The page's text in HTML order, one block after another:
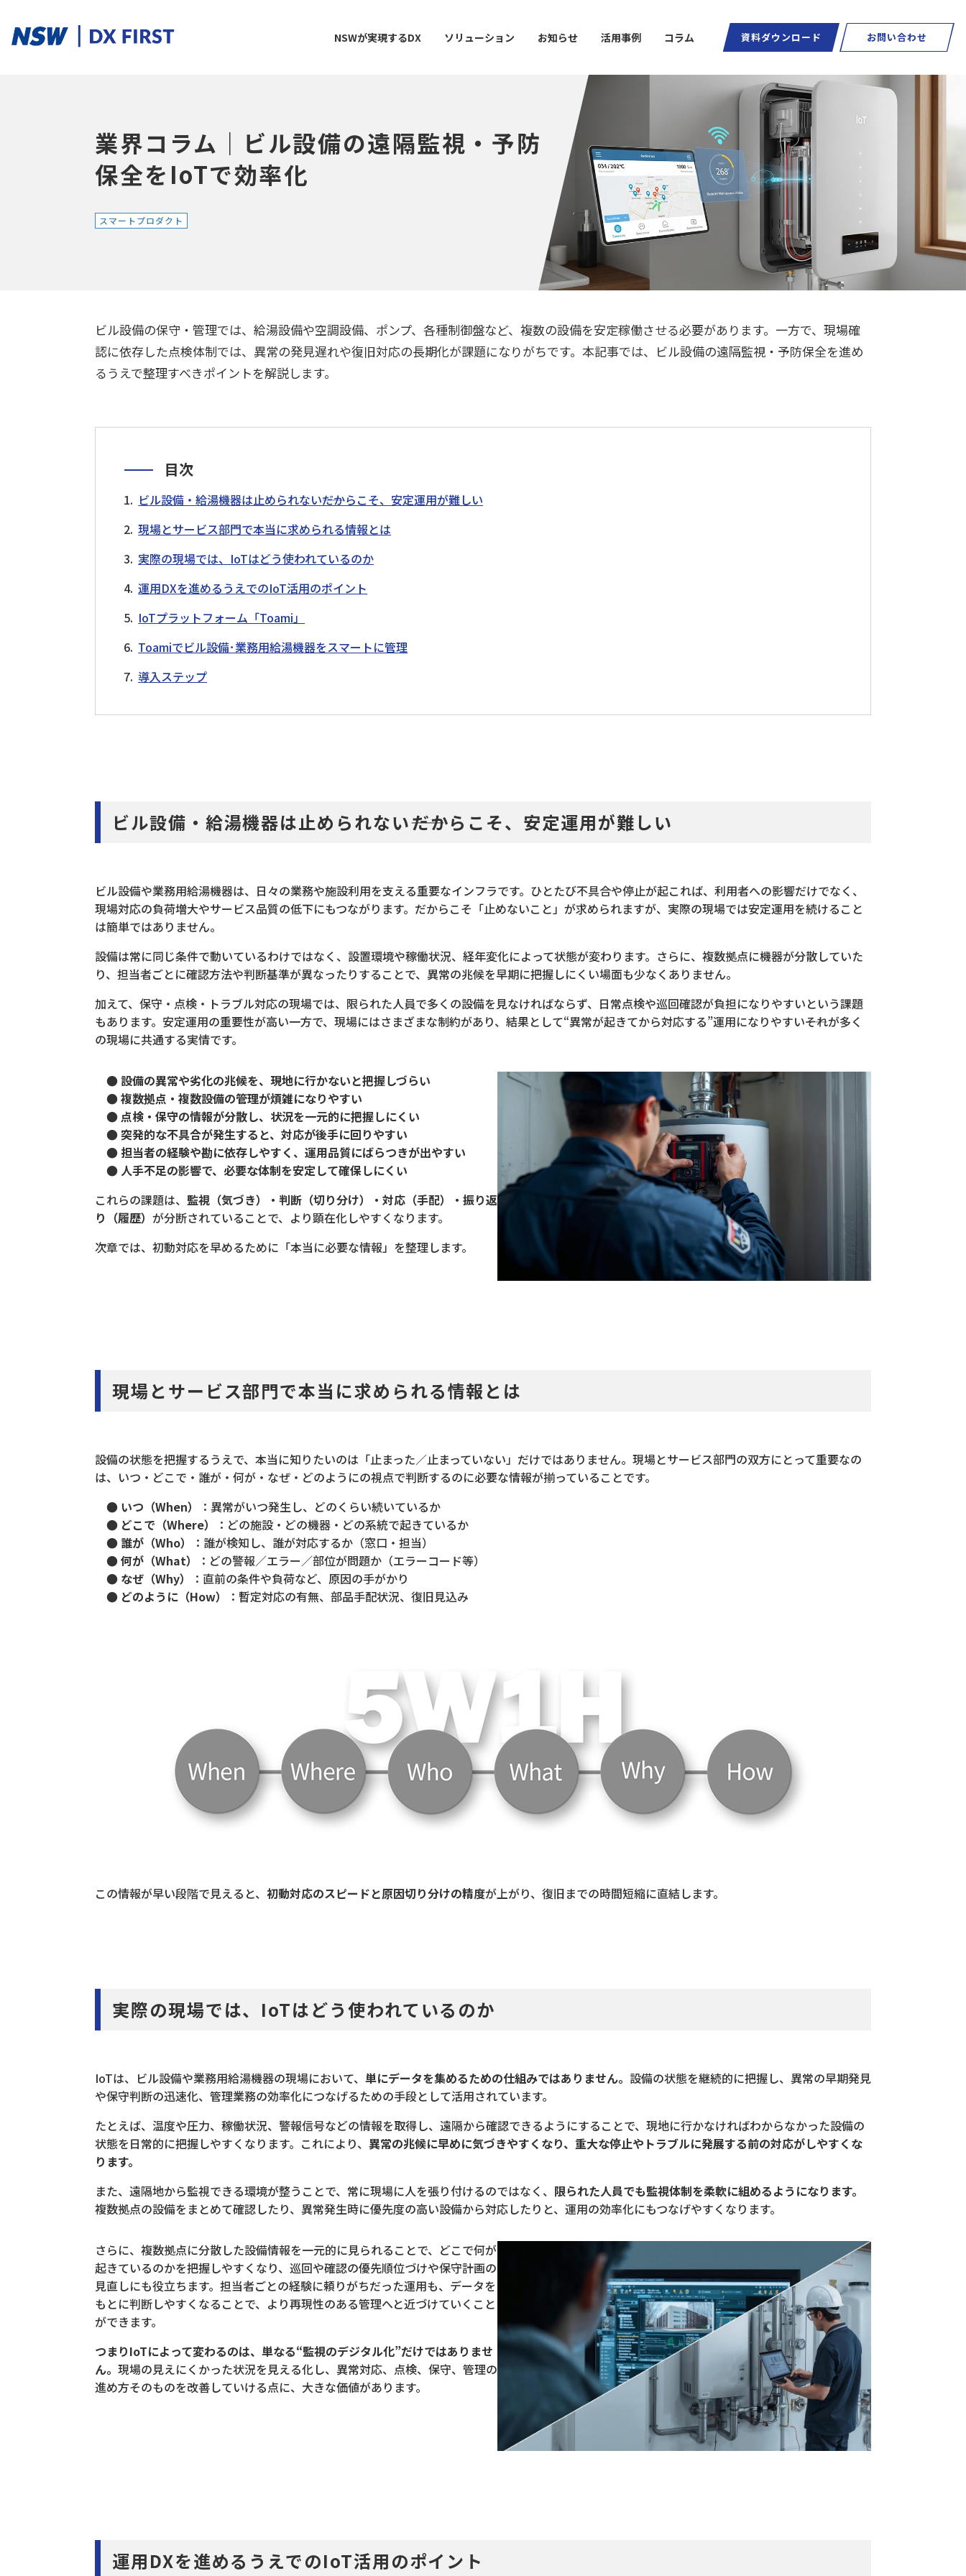
NSWが実現するDX ソリューション
スマートプロダクト スマートメンテナンススマートファクトリー クラウドサービススマートグラス
ソリューションを探す
遠隔支援 設備点検・監視 現場支援 異常検知 デジタル化データ活用 自動化 社内インフラ システム運用 デバイス管理
お知らせ 活用事例 コラム 資料ダウンロード お問い合わせ
業界コラム｜ビル設備の遠隔監視・予防
保全をIoTで効率化
スマートプロダクト
ビル設備の保守・管理では、給湯設備や空調設備、ポンプ、各種制御盤など、複数の設備を安定稼働させる必要があります。一方で、現場確
認に依存した点検体制では、異常の発見遅れや復旧対応の長期化が課題になりがちです。本記事では、ビル設備の遠隔監視・予防保全を進め
るうえで整理すべきポイントを解説します。
目次
ビル設備・給湯機器は止められない――だからこそ、安定運用が難しい
現場とサービス部門で本当に求められる情報とは
実際の現場では、IoTはどう使われているのか
運用DXを進めるうえでのIoT活用のポイント
IoTプラットフォーム「Toami」
Toamiでビル設備･業務用給湯機器をスマートに管理
導入ステップ
ビル設備・給湯機器は止められない――だからこそ、安定運用が難しい
ビル設備や業務用給湯機器は、日々の業務や施設利用を支える重要なインフラです。ひとたび不具合や停止が起これば、利用者への影響だけでなく、
現場対応の負荷増大やサービス品質の低下にもつながります。だからこそ「止めないこと」が求められますが、実際の現場では安定運用を続けること
は簡単ではありません。
設備は常に同じ条件で動いているわけではなく、設置環境や稼働状況、経年変化によって状態が変わります。さらに、複数拠点に機器が分散していた
り、担当者ごとに確認方法や判断基準が異なったりすることで、異常の兆候を早期に把握しにくい場面も少なくありません。
加えて、保守・点検・トラブル対応の現場では、限られた人員で多くの設備を見なければならず、日常点検や巡回確認が負担になりやすいという課題
もあります。安定運用の重要性が高い一方で、現場にはさまざまな制約があり、結果として“異常が起きてから対応する”運用になりやすい――それが多く
の現場に共通する実情です。
● 設備の異常や劣化の兆候を、現地に行かないと把握しづらい
● 複数拠点・複数設備の管理が煩雑になりやすい
● 点検・保守の情報が分散し、状況を一元的に把握しにくい
● 突発的な不具合が発生すると、対応が後手に回りやすい
● 担当者の経験や勘に依存しやすく、運用品質にばらつきが出やすい
● 人手不足の影響で、必要な体制を安定して確保しにくい
これらの課題は、 監視（気づき）・判断（切り分け）・対応（手配）・振り返
り（履歴） が分断されていることで、より顕在化しやすくなります。
次章では、初動対応を早めるために「本当に必要な情報」を整理します。
現場とサービス部門で本当に求められる情報とは
設備の状態を把握するうえで、本当に知りたいのは「止まった／止まっていない」だけではありません。現場とサービス部門の双方にとって重要なの
は、いつ・どこで・誰が・何が・なぜ・どのようにの視点で判断するのに必要な情報が揃っていることです。
● いつ（When）
：異常がいつ発生し、どのくらい続いているか
● どこで（Where）
：どの施設・どの機器・どの系統で起きているか
● 誰が（Who）
：誰が検知し、誰が対応するか（窓口・担当）
● 何が（What）
：どの警報／エラー／部位が問題か（エラーコード等）
● なぜ（Why）
：直前の条件や負荷など、原因の手がかり
● どのように（How）
：暫定対応の有無、部品手配状況、復旧見込み
この情報が早い段階で見えると、 初動対応のスピードと原因切り分けの精度が上がり、復旧までの時間短縮に直結します。
実際の現場では、IoTはどう使われているのか
IoTは、ビル設備や業務用給湯機器の現場において、 単にデータを集めるための仕組みではありません。 設備の状態を継続的に把握し、異常の早期発見
や保守判断の迅速化、管理業務の効率化につなげるための手段として活用されています。
たとえば、温度や圧力、稼働状況、警報信号などの情報を取得し、遠隔から確認できるようにすることで、現地に行かなければわからなかった設備の
状態を日常的に把握しやすくなります。これにより、 異常の兆候に早めに気づきやすくなり、重大な停止やトラブルに発展する前の対応がしやすくな
ります。
また、遠隔地から監視できる環境が整うことで、常に現場に人を張り付けるのではなく、 限られた人員でも監視体制を柔軟に組めるようになります。
複数拠点の設備をまとめて確認したり、異常発生時に優先度の高い設備から対応したりと、運用の効率化にもつなげやすくなります。
さらに、複数拠点に分散した設備情報を一元的に見られることで、どこで何が
起きているのかを把握しやすくなり、巡回や確認の優先順位づけや保守計画の
見直しにも役立ちます。担当者ごとの経験に頼りがちだった運用も、データを
もとに判断しやすくなることで、より再現性のある管理へと近づけていくこと
ができます。
つまりIoTによって変わるのは、単なる“監視のデジタル化”だけではありませ
ん。 現場の見えにくかった状況を見える化し、異常対応、点検、保守、管理の
進め方そのものを改善していける点に、大きな価値があります。
運用DXを進めるうえでのIoT活用のポイント